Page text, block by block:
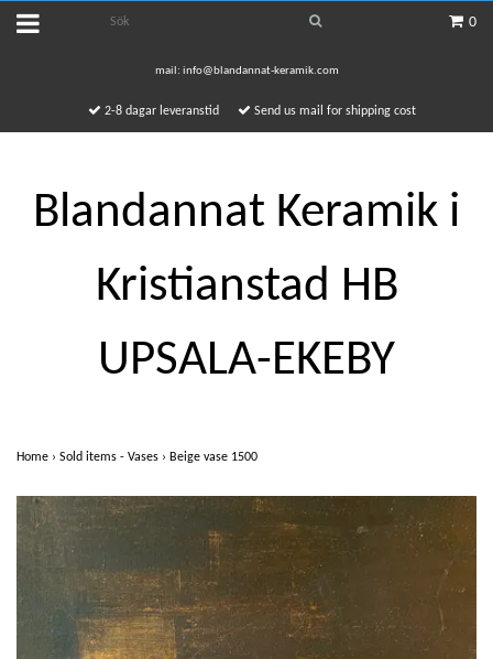
0
mail: info@blandannat-keramik.com
2-8 dagar leveranstid Send us mail for shipping cost
Blandannat Keramik i
Kristianstad HB
UPSALA-EKEBY
Home › Sold items - Vases › Beige vase 1500